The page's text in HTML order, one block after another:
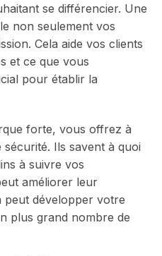
se différencier. Une
non seulement vos
Cela aide vos clients
et ce que vous
pour établir la
forte, vous offrez à
Ils savent à quoi
à suivre vos
améliorer leur
peut développer votre
plus grand nombre de